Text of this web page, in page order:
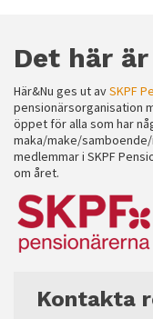
Det här
Här&Nu ges ut avSKPF
pensionärsorganisation
öppet för alla som har
maka/make/
medlemmar i SKPF
om året.
Kontakta